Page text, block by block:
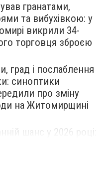
гранатами,
та вибухівкою: у
викрили 34-
торговця зброєю
град і послаблення
синоптики
про зміну
на Житомирщині
шанс у 2026 році:
водійок автобусів